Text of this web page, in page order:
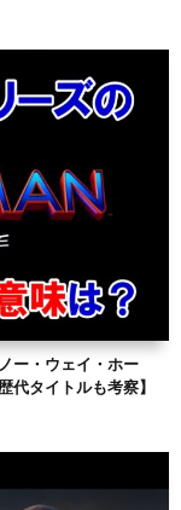
ー・ウェイ・ホー
代タイトルも考察】